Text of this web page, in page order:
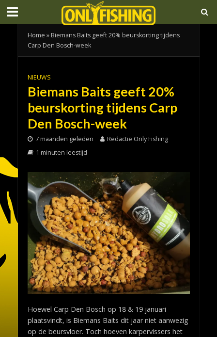
Home » Biemans Baits geeft 20% beurskorting tijdens
Carp Den Bosch-week
NIEUWS
Biemans Baits geeft 20%
beurskorting tijdens Carp
Den Bosch-week
7 maanden geleden
Redactie Only Fishing
1 minuten leestijd
Hoewel Carp Den Bosch op 18 & 19 januari
plaatsvindt, is Biemans Baits dit jaar niet aanwezig
op de beursvloer. Toch hoeven karpervissers het